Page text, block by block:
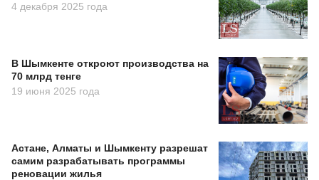
4 декабря 2025 года
В Шымкенте откроют производства на
70 млрд тенге
19 июня 2025 года
Астане, Алматы и Шымкенту разрешат
самим разрабатывать программы
реновации жилья